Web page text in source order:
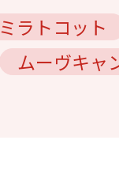
ミラトコット
ムーヴキャ